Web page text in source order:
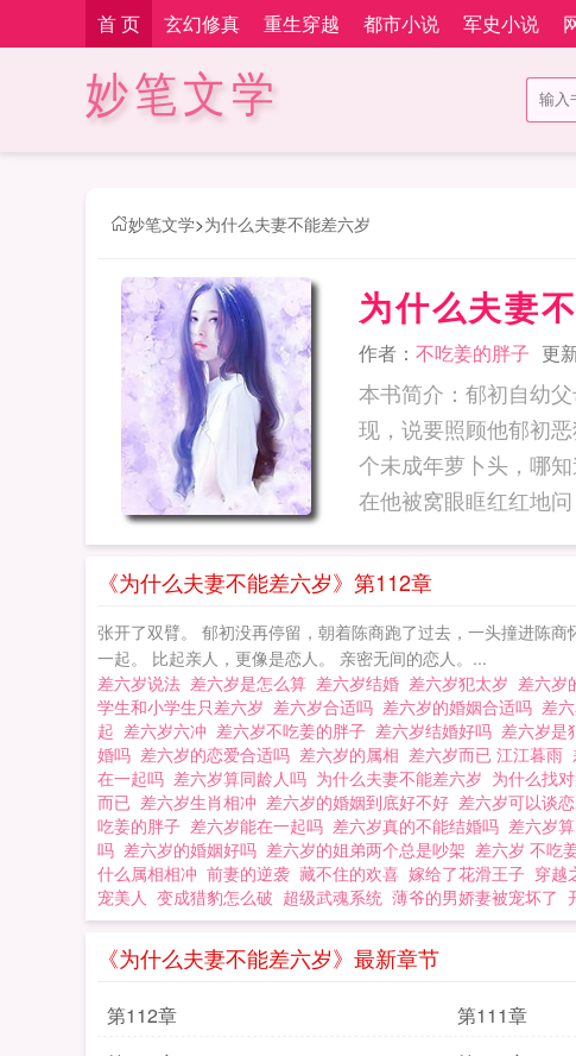
首 页 玄幻修真 重生穿越 都市小说 军史小说
妙笔文学
妙笔文学>为什么夫妻不能差六岁
为什么夫妻
作者： 不吃姜的胖子 更
本书简介：郁初自幼
现，说要照顾他郁初
个未成年萝卜头，哪
在他被窝眼眶红红地
《为什么夫妻不能差六岁》第112章
张开了双臂。 郁初没再停留，朝着陈商跑了过去，一头撞进陈
一起。 比起亲人，更像是恋人。 亲密无间的恋人。...
差六岁说法 差六岁是怎么算 差六岁结婚 差六岁犯太岁 差六岁
学生和小学生只差六岁 差六岁合适吗 差六岁的婚姻合适吗 差
起 差六岁六冲 差六岁不吃姜的胖子 差六岁结婚好吗 差六岁是
婚吗 差六岁的恋爱合适吗 差六岁的属相 差六岁而已 江江暮雨
在一起吗 差六岁算同龄人吗 为什么夫妻不能差六岁 为什么找
而已 差六岁生肖相冲 差六岁的婚姻到底好不好 差六岁可以谈
吃姜的胖子 差六岁能在一起吗 差六岁真的不能结婚吗 差六岁
吗 差六岁的婚姻好吗 差六岁的姐弟两个总是吵架 差六岁 不吃
什么属相相冲 前妻的逆袭 藏不住的欢喜 嫁给了花滑王子 穿越
宠美人 变成猎豹怎么破 超级武魂系统 薄爷的男娇妻被宠坏了
《为什么夫妻不能差六岁》最新章节
第112章 第111章